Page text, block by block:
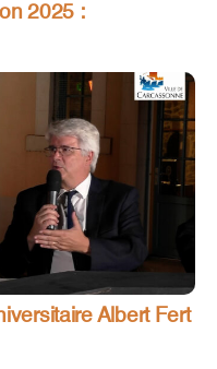
2025 :
Albert Fert